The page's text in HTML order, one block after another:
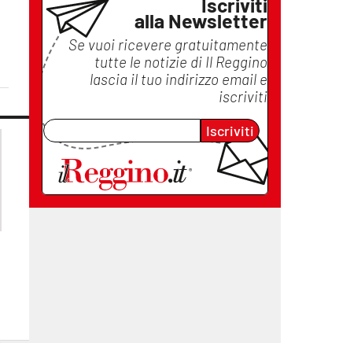
Iscriviti
alla Newsletter
Se vuoi ricevere gratuitamente
tutte le notizie di Il Reggino
lascia il tuo indirizzo email e
iscriviti
Iscriviti
lacplay.it
lactv.it
laconair.it
lacitymag.it
lacapitalenews.it
cosenzachannel.it
ilvibonese.it
catanzarochannel.it